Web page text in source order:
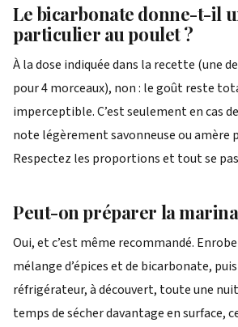
Le bicarbonate donne-t-il
particulier au poulet ?
À la dose indiquée dans la recette (une
pour 4 morceaux), non : le goût reste
imperceptible. C’est seulement en cas
note légèrement savonneuse ou amère
Respectez les proportions et tout se
Peut-on préparer la
Oui, et c’est même recommandé.
mélange d’épices et de bicarbonate,
réfrigérateur, à découvert, toute une
temps de sécher davantage en surface,